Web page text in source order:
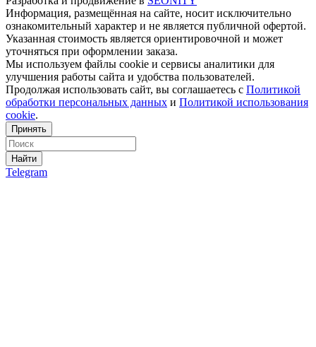
Информация, размещённая на сайте, носит исключительно
ознакомительный характер и не является публичной офертой.
Указанная стоимость является ориентировочной и может
уточняться при оформлении заказа.
Мы используем файлы cookie и сервисы аналитики для
улучшения работы сайта и удобства пользователей.
Продолжая использовать сайт, вы соглашаетесь с Политикой
обработки персональных данных и Политикой использования
cookie.
Принять
Найти
Telegram